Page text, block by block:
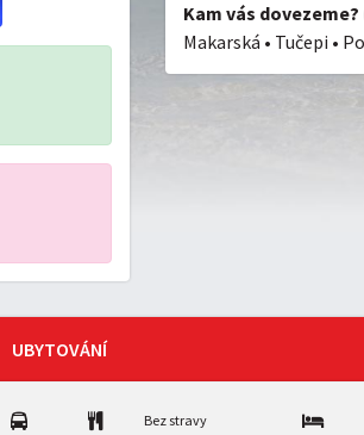
Kam vás
Makarská • Tučepi •
UBYTOVÁNÍ
Bez stravy